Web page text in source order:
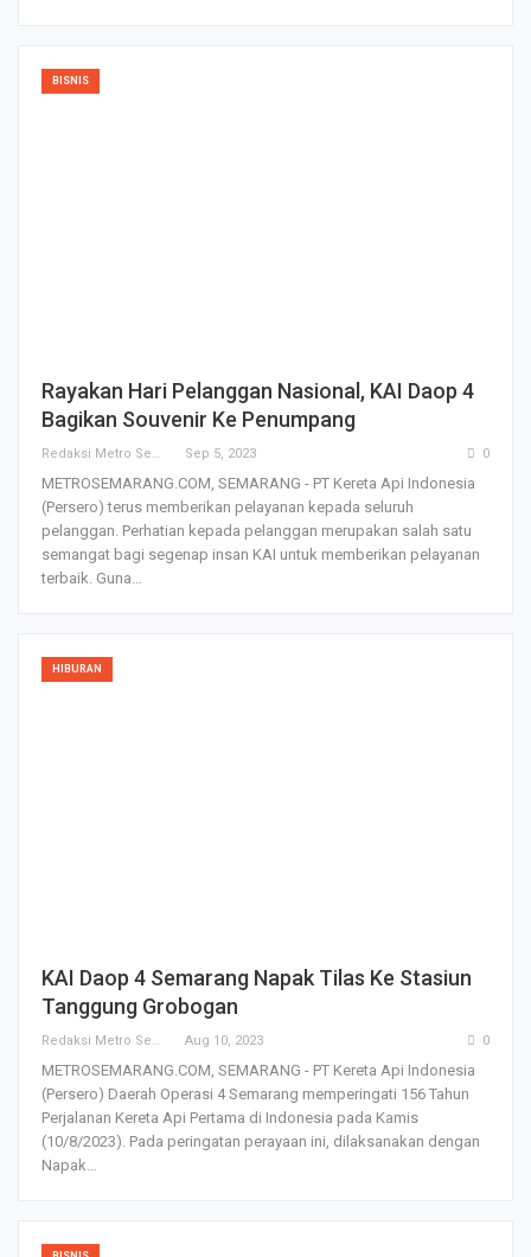
BISNIS
Rayakan Hari Pelanggan Nasional, KAI Daop 4
Bagikan Souvenir Ke Penumpang
Sep 5, 2023 0
METROSEMARANG.COM, SEMARANG - PT Kereta Api Indonesia
(Persero) terus memberikan pelayanan kepada seluruh
pelanggan. Perhatian kepada pelanggan merupakan salah satu
semangat bagi segenap insan KAI untuk memberikan pelayanan
terbaik. Guna…
HIBURAN
KAI Daop 4 Semarang Napak Tilas Ke Stasiun
Tanggung Grobogan
Redaksi Metro Semarang Aug 10, 2023 0
METROSEMARANG.COM, SEMARANG - PT Kereta Api Indonesia
(Persero) Daerah Operasi 4 Semarang memperingati 156 Tahun
Perjalanan Kereta Api Pertama di Indonesia pada Kamis
(10/8/2023). Pada peringatan perayaan ini, dilaksanakan dengan
Napak…